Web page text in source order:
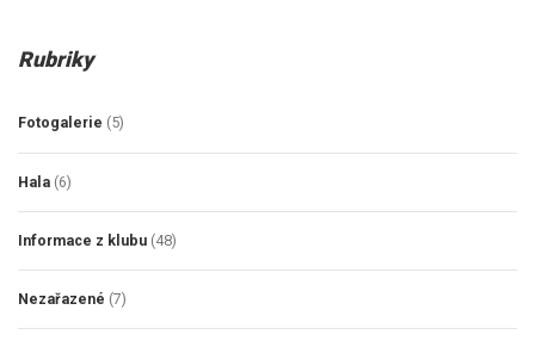
Rubriky
Fotogalerie (5)
Hala (6)
Informace z klubu (48)
Nezařazené (7)